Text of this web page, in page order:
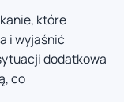
które
i wyjaśnić
dodatkowa
co